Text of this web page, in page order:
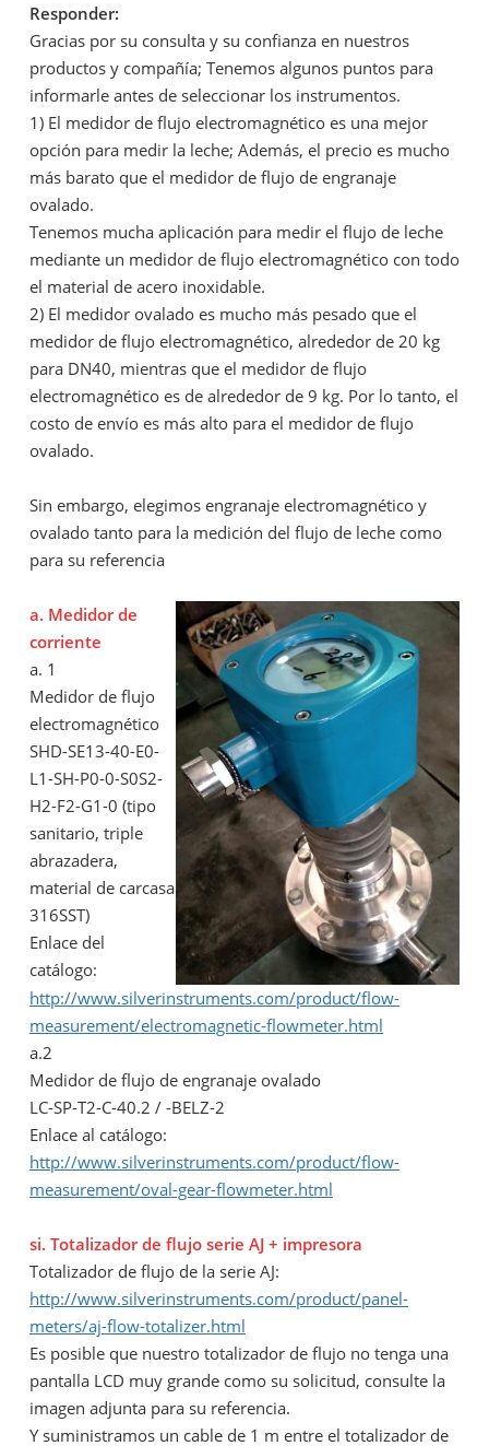
Responder:
Gracias por su consulta y su confianza en nuestros
productos y compañía; Tenemos algunos puntos para
informarle antes de seleccionar los instrumentos.
1) El medidor de flujo electromagnético es una mejor
opción para medir la leche; Además, el precio es mucho
más barato que el medidor de flujo de engranaje
ovalado.
Tenemos mucha aplicación para medir el flujo de leche
mediante un medidor de flujo electromagnético con todo
el material de acero inoxidable.
2) El medidor ovalado es mucho más pesado que el
medidor de flujo electromagnético, alrededor de 20 kg
para DN40, mientras que el medidor de flujo
electromagnético es de alrededor de 9 kg. Por lo tanto, el
costo de envío es más alto para el medidor de flujo
ovalado.
Sin embargo, elegimos engranaje electromagnético y
ovalado tanto para la medición del flujo de leche como
para su referencia
a. Medidor de
corriente
a. 1
Medidor de flujo
electromagnético
SHD-SE13-40-E0-
L1-SH-P0-0-S0S2-
H2-F2-G1-0 (tipo
sanitario, triple
abrazadera,
material de carcasa
316SST)
Enlace del
catálogo:
http://www.silverinstruments.com/product/flow-
measurement/electromagnetic-flowmeter.html
a.2
Medidor de flujo de engranaje ovalado
LC-SP-T2-C-40.2 / -BELZ-2
Enlace al catálogo:
http://www.silverinstruments.com/product/flow-
measurement/oval-gear-flowmeter.html
si. Totalizador de flujo serie AJ + impresora
Totalizador de flujo de la serie AJ:
http://www.silverinstruments.com/product/panel-
meters/aj-flow-totalizer.html
Es posible que nuestro totalizador de flujo no tenga una
pantalla LCD muy grande como su solicitud, consulte la
imagen adjunta para su referencia.
Y suministramos un cable de 1 m entre el totalizador de